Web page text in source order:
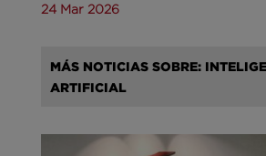
24 Mar 2026
MÁS NOTICIAS SOBRE:
ARTIFICIAL